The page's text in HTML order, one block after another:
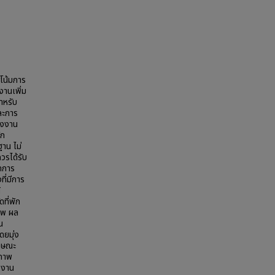
มการ
านเพิ่ม
หรับ
การ
งาน
น ไม่
รได้รับ
าร
มีการ
ที่พัก
ผล
ยมุ่ง
ณะ
าพ
าน